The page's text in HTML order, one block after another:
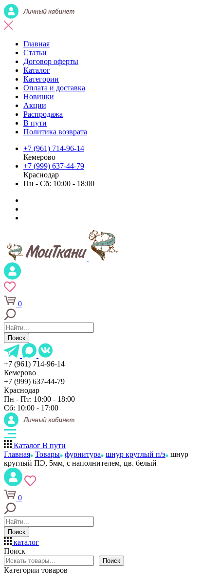
Главная
Статьи
Договор оферты
Каталог
Категории
Оплата и доставка
Новинки
Акции
Распродажа
В пути
Политика возврата
+7 (961) 714-96-14
Кемерово
+7 (999) 637-44-79
Краснодар
Пн - Сб: 10:00 - 18:00
0
Поиск
+7 (961) 714-96-14
Кемерово
+7 (999) 637-44-79
Краснодар
Пн - Пт: 10:00 - 18:00
Сб: 10:00 - 17:00
Каталог В пути
Главная Товары фурнитура шнур круглый п/э шнур
круглый ПЭ, 5мм, с наполнителем, цв. белый
0
Поиск
каталог
Поиск
Поиск
Категории товаров